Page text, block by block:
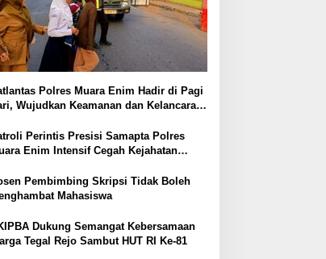
Polres Muara Enim Hadir di Pagi
Wujudkan Keamanan dan Kelancaran
Perintis Presisi Samapta Polres
Enim Intensif Cegah Kejahatan
Pembimbing Skripsi Tidak Boleh
Mahasiswa
Dukung Semangat Kebersamaan
Tegal Rejo Sambut HUT RI Ke-81